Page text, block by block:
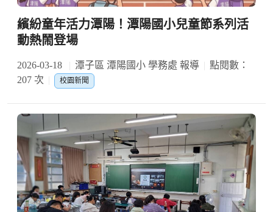
繽紛童年活力潭陽！潭陽國小兒童節系列活
動熱鬧登場
2026-03-18 潭子區 潭陽國小 學務處 報導
點閱數：
207 次
校園新聞